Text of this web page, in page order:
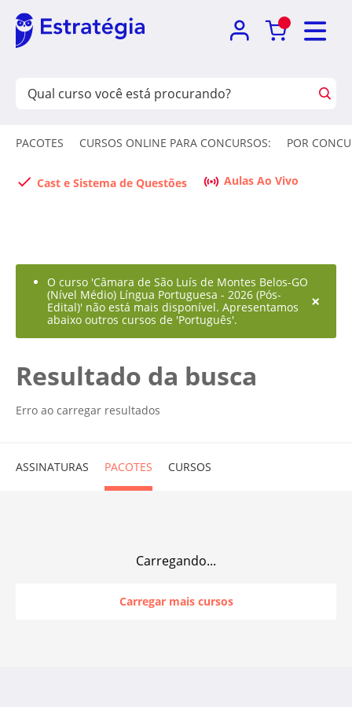
PACOTES CURSOS ONLINE PARA CONCURSOS: POR
Cast e Sistema de Questões Aulas Ao Vivo
O curso 'Câmara de São Luís de Montes Belos-GO
(Nível Médio) Língua Portuguesa - 2026 (Pós-
Edital)' não está mais disponível. Apresentamos
abaixo outros cursos de 'Português'.
×
Resultado da busca
Erro ao carregar resultados
ASSINATURAS PACOTES CURSOS
Carregando...
Carregar mais cursos